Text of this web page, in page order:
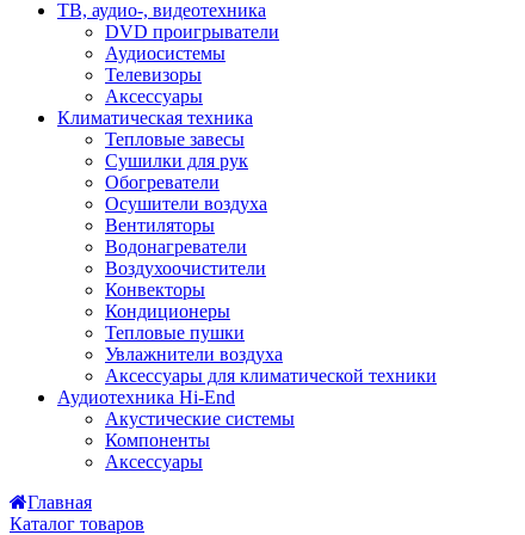
ТВ, аудио-, видеотехника
DVD проигрыватели
Аудиосистемы
Телевизоры
Аксессуары
Климатическая техника
Тепловые завесы
Сушилки для рук
Обогреватели
Осушители воздуха
Вентиляторы
Водонагреватели
Воздухоочистители
Конвекторы
Кондиционеры
Тепловые пушки
Увлажнители воздуха
Аксессуары для климатической техники
Аудиотехника Hi-End
Акустические системы
Компоненты
Аксессуары
Главная
Каталог товаров